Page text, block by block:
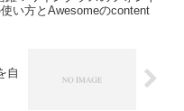
い方とAwesomeのcontent
自